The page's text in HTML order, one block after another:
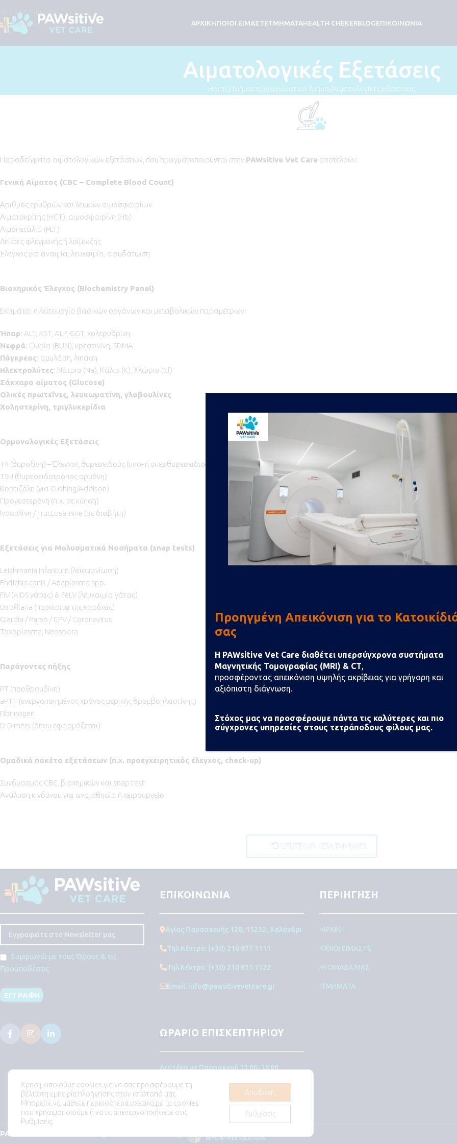
Skip to navigation
Skip to main content
ΑΡΧΙΚΗΠΟΙΟΙ ΕΙΜΑΣΤΕΤΜΗΜΑΤΑHEALTH CHEKERBLOGΕΠΙΚΟΙΝΩΝΙΑ
Αιματολογικές Εξετάσεις
Home Τμήματα Διαγνωστικό Τμήμα Αιματολογικές Εξετάσεις
Παραδείγματα αιματολογικών εξετάσεων, που πραγματοποιούνται στην PAWsitive Vet Care αποτελούν:
Γενική Αίματος (CBC – Complete Blood Count)
Αριθμός ερυθρών και λευκών αιμοσφαιρίων
Αιματοκρίτης (HCT), αιμοσφαιρίνη (Hb)
Αιμοπετάλια (PLT)
Δείκτες φλεγμονής ή λοίμωξης
Έλεγχος για αναιμία, λευχαιμία, αφυδάτωση
Βιοχημικός Έλεγχος (Biochemistry Panel)
Εκτιμάται η λειτουργία βασικών οργάνων και μεταβολικών παραμέτρων:
Ήπαρ: ALT, AST, ALP, GGT, χολερυθρίνη
Νεφρά: Ουρία (BUN), κρεατινίνη, SDMA
Πάγκρεας: αμυλάση, λιπάση
Ηλεκτρολύτες: Νάτριο (Na), Κάλιο (K), Χλώριο (Cl)
Σάκχαρο αίματος (Glucose)
Ολικές πρωτεΐνες, λευκωματίνη, γλοβουλίνες
Χοληστερίνη, τριγλυκερίδια
Ορμονολογικές Εξετάσεις
T4 (θυροξίνη) – Έλεγχος θυρεοειδούς (υπο- ή υπερθυρεοειδισμός)
TSH (θυρεοειδοτρόπος ορμόνη)
Κορτιζόλη (για Cushing/Addison)
Προγεστερόνη (π.χ. σε κύηση)
Ινσουλίνη / Fructosamine (σε διαβήτη)
Εξετάσεις για Μολυσματικά Νοσήματα (snap tests)
Leishmania infantum (λεϊσμανίωση)
Ehrlichia canis / Anaplasma spp.
FIV (AIDS γάτας) & FeLV (λευχαιμία γάτας)
Dirofilaria (παράσιτα της καρδιάς)
Giardia / Parvo / CPV / Coronavirus
Toxoplasma, Neospora
Παράγοντες πήξης
PT (προθρομβίνη)
aPTT (ενεργοποιημένος χρόνος μερικής θρομβοπλαστίνης)
Fibrinogen
D-Dimers (όπου εφαρμόζεται)
Ομαδικά πακέτα εξετάσεων (π.χ. προεγχειρητικός έλεγχος, check-up)
Συνδυασμός CBC, βιοχημικών και snap test
Ανάλυση κινδύνου για αναισθησία ή χειρουργείο
ΕΠΙΣΤΡΟΦΗ ΣΤΑ ΤΜΗΜΑΤΑ
Συμφωνώ με τους Όρους & τις
Προϋποθέσεις
ΕΠΙΚΟΙΝΩΝΙΑ
Αγίας Παρασκευής 128, 15232, Χαλάνδρι
Τηλ.Κέντρο: (+30) 210 877 1111
Τηλ.Κέντρο: (+30) 210 811 1122
Email: info@pawsitivevetcare.gr
ΩΡΑΡΙΟ ΕΠΙΣΚΕΠΤΗΡΙΟΥ
Δευτέρα με Παρασκευή 13:00-15:00
Σαββατοκύριακα και Αργίες δε δεχόμαστε
επισκεπτήριο.
ΠΕΡΙΗΓΗΣΗ
ΑΡΧΙΚΗ
ΠΟΙΟΙ ΕΙΜΑΣΤΕ
Η ΟΜΑΔΑ ΜΑΣ
ΤΜΗΜΑΤΑ
PAWSITIVE Vet Care Clinic
Προηγμένη Απεικόνιση για το
σας
Η PAWsitive Vet Care διαθέτει υπερσύγχρονα συστήματα
Μαγνητικής Τομογραφίας (MRI) & CT,
προσφέροντας απεικόνιση υψηλής ακρίβειας για γρήγορη και
αξιόπιστη διάγνωση.
Στόχος μας να προσφέρουμε πάντα τις καλύτερες και πιο
σύγχρονες υπηρεσίες στους τετράποδους φίλους μας.
Χρησιμοποιούμε cookies για να σας προσφέρουμε τη
βέλτιστη εμπειρία πλοήγησης στον ιστότοπό μας.
Μπορείτε να μάθετε περισσότερα σχετικά με τα cookies
που χρησιμοποιούμε ή να τα απενεργοποιήσετε στις
Ρυθμίσεις.
Αποδοχή
Ρυθμίσεις